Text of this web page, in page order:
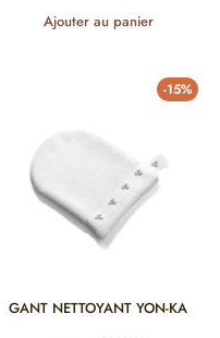
Ajouter au panier
-15%
GANT NETTOYANT YON-KA